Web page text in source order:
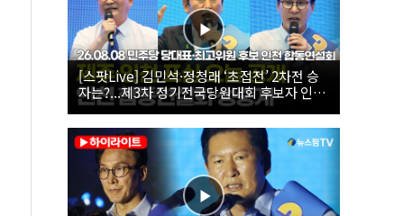
[스팟Live] 김민석·정청래 ‘초접전’ 2차전 승
자는?...제3차 정기전국당원대회 후보자 인천
합동연설회 생중계 | 26.08.08